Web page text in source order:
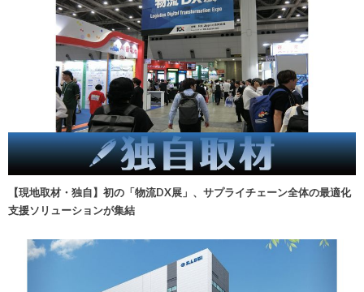
【現地取材・独自】初の「物流DX展」、サプライチェーン全体の最適化
支援ソリューションが集結